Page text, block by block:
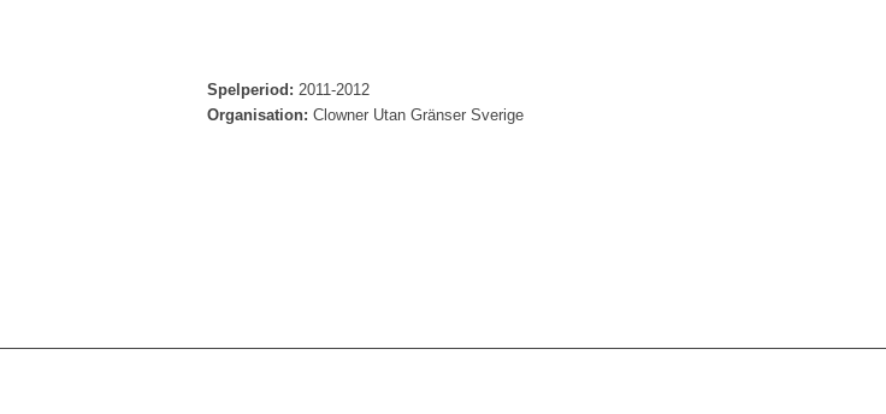
Spelperiod: 2011-2012
Organisation: Clowner Utan Gränser Sverige